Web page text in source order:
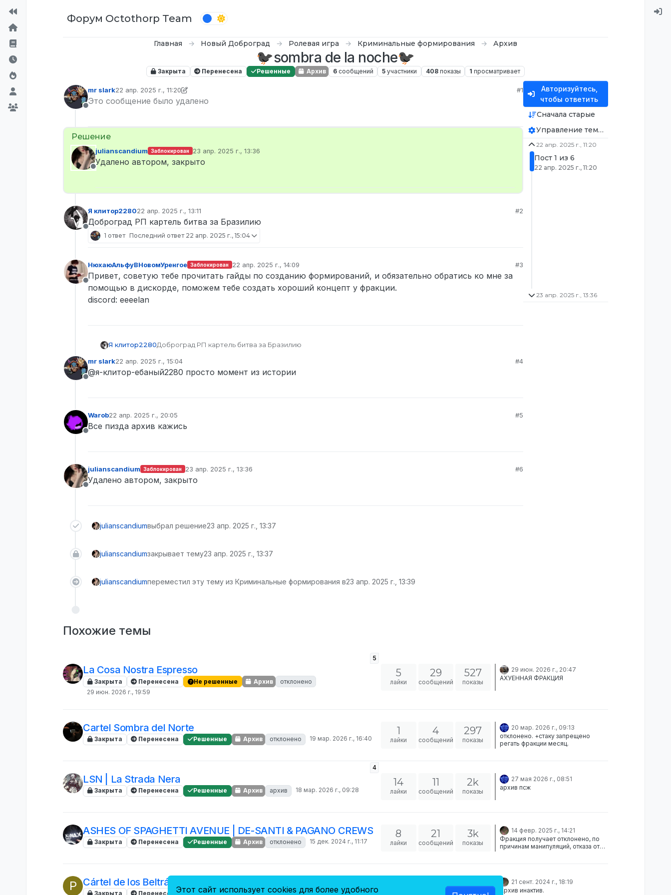
Форум Octothorp Team
Главная Новый Доброград Ролевая игра Криминальные формирования Архив
🐦‍⬛sombra de la noche🐦‍⬛
Закрыта Перенесена Решенные Архив 6 сообщений 5 участники 408 показы 1 просматривает
Не в сети
mr slark22 апр. 2025 г., 11:20
отредактировано mr slark
#1
Это сообщение было удалено
Не в сети
julianscandium Заблокирован 23 апр. 2025 г., 13:36
отредактировано
Удалено автором, закрыто
Не в сети
Я клитор228022 апр. 2025 г., 13:11
отредактировано
#2
Доброград РП картель битва за Бразилию
1 ответ Последний ответ 22 апр. 2025 г., 15:04
Не в сети
НюхаюАльфуВНовомУренгое Заблокирован 22 апр. 2025 г., 14:09
отредактировано
#3
Привет, советую тебе прочитать гайды по созданию формирований, и обязательно обратись ко мне за
помощью в дискорде, поможем тебе создать хороший концепт у фракции.
discord: eeeelan
Я клитор2280Доброград РП картель битва за Бразилию
Не в сети
mr slark22 апр. 2025 г., 15:04
отредактировано
#4
@я-клитор-ебаный2280 просто момент из истории
Не в сети
Warob22 апр. 2025 г., 20:05
отредактировано
#5
Все пизда архив кажись
Не в сети
julianscandium Заблокирован 23 апр. 2025 г., 13:36
отредактировано
#6
Удалено автором, закрыто
julianscandiumвыбрал решение23 апр. 2025 г., 13:37
julianscandiumзакрывает тему23 апр. 2025 г., 13:37
julianscandiumпереместил эту тему из Криминальные формирования в23 апр. 2025 г., 13:39
Авторизуйтесь,
чтобы ответить
Сначала старые
Управление темой
22 апр. 2025 г., 11:20
Пост 1 из 6
22 апр. 2025 г., 11:20
23 апр. 2025 г., 13:36
Похожие темы
La Cosa Nostra Espresso
Закрыта Перенесена Не решенные Архив
отклонено
29 июн. 2026 г., 19:59
5
5
лайки
29
сообщений
527
показы
29 июн. 2026 г., 20:47
АХУЕННАЯ ФРАКЦИЯ
Cartel Sombra del Norte
Закрыта Перенесена Решенные Архив отклонено 19 мар. 2026 г., 16:40
1
лайки
4
сообщений
297
показы
20 мар. 2026 г., 09:13
отклонено. +стаку запрещено
регать фракции месяц.
LSN | La Strada Nera
Закрыта Перенесена Решенные Архив архив 18 мар. 2026 г., 09:28
4
14
лайки
11
сообщений
2k
показы
27 мая 2026 г., 08:51
архив псж
ASHES OF SPAGHETTI AVENUE | DE-SANTI & PAGANO CREWS
Закрыта Перенесена Решенные Архив отклонено 15 дек. 2024 г., 11:17
8
лайки
21
сообщений
3k
показы
14 февр. 2025 г., 14:21
Фракция получает отклонено, по
причинам манипуляций, отказа от
фракции на год, решение
оспаривается только через жалобу
на форум на меня.
P Cártel de los Beltrán Leyva
Закрыта Перенесена Решенные Архив архив 21 мая 2024 г., 19:20
2k
21 сент. 2024 г., 18:19
Архив инактив.
Этот сайт использует cookies для более удобного